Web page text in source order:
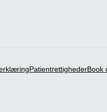
PatientrettighederBook